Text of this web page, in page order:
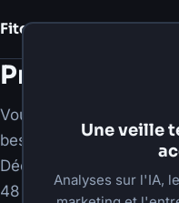
Fito DamourNotes
Prendre
Vous avez un projet
besoin de structurer
Décrivez votre
48 heures.
Une veille
Analyses sur l'IA,